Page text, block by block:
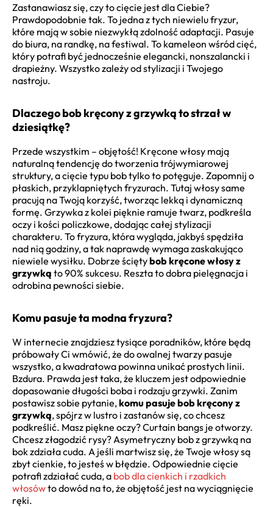
Zastanawiasz się, czy to cięcie jest dla Ciebie?
Prawdopodobnie tak. To jedna z tych niewielu fryzur,
które mają w sobie niezwykłą zdolność adaptacji. Pasuje
do biura, na randkę, na festiwal. To kameleon wśród cięć,
który potrafi być jednocześnie elegancki, nonszalancki i
drapieżny. Wszystko zależy od stylizacji i Twojego
nastroju.
Dlaczego bob kręcony z grzywką to strzał w
dziesiątkę?
Przede wszystkim – objętość! Kręcone włosy mają
naturalną tendencję do tworzenia trójwymiarowej
struktury, a cięcie typu bob tylko to potęguje. Zapomnij o
płaskich, przyklapniętych fryzurach. Tutaj włosy same
pracują na Twoją korzyść, tworząc lekką i dynamiczną
formę. Grzywka z kolei pięknie ramuje twarz, podkreśla
oczy i kości policzkowe, dodając całej stylizacji
charakteru. To fryzura, która wygląda, jakbyś spędziła
nad nią godziny, a tak naprawdę wymaga zaskakująco
niewiele wysiłku. Dobrze ściętybob kręcone włosy z
grzywką to 90% sukcesu. Reszta to dobra pielęgnacja i
odrobina pewności siebie.
Komu pasuje ta modna fryzura?
W internecie znajdziesz tysiące poradników, które będą
próbowały Ci wmówić, że do owalnej twarzy pasuje
wszystko, a kwadratowa powinna unikać prostych linii.
Bzdura. Prawda jest taka, że kluczem jest odpowiednie
dopasowanie długości boba i rodzaju grzywki. Zanim
postawisz sobie pytanie,komu pasuje bob kręcony z
grzywką, spójrz w lustro i zastanów się, co chcesz
podkreślić. Masz piękne oczy? Curtain bangs je otworzy.
Chcesz złagodzić rysy? Asymetryczny bob z grzywką na
bok zdziała cuda. A jeśli martwisz się, że Twoje włosy są
zbyt cienkie, to jesteś w błędzie. Odpowiednie cięcie
potrafi zdziałać cuda, a bob dla cienkich i rzadkich
włosówto dowód na to, że objętość jest na wyciągnięcie
ręki.